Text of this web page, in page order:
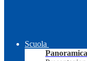
Scuola
Panoramica